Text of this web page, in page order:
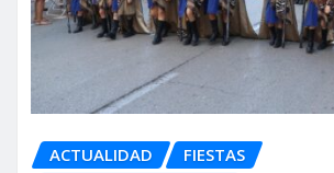
ACTUALIDAD
FIESTAS